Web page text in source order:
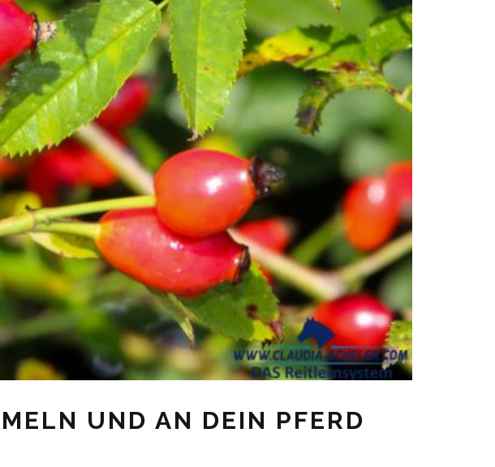
UND AN DEIN PFERD